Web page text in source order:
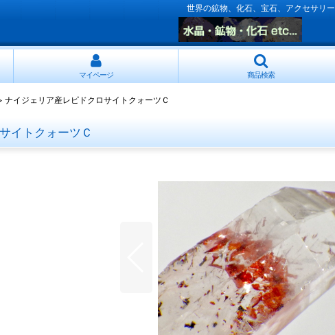
世界の鉱物、化石、宝石、アクセサリー
マイページ 商品検索
ナイジェリア産レピドクロサイトクォーツＣ
イトクォーツＣ